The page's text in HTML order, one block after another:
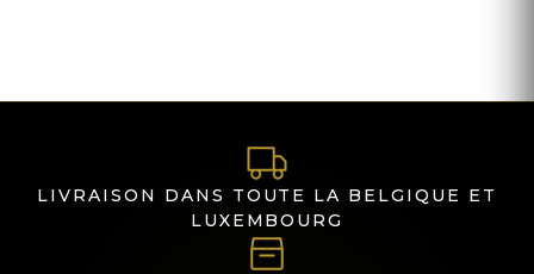
LIVRAISON DANS TOUTE LA BELGIQUE ET
LUXEMBOURG